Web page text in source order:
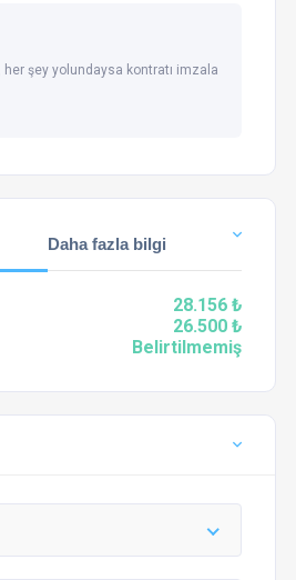
her şey yolundaysa kontratı imzala
Daha fazla bilgi
28.156 ₺
26.500 ₺
Belirtilmemiş